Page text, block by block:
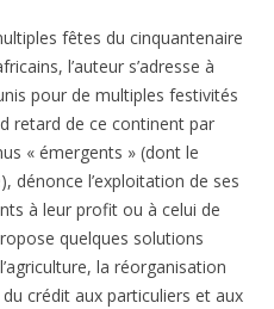
fêtes du cinquantenaire
l’auteur s’adresse à
pour de multiples festivités
retard de ce continent par
« émergents » (dont le
dénonce l’exploitation de ses
à leur profit ou à celui de
quelques solutions
la réorganisation
crédit aux particuliers et aux